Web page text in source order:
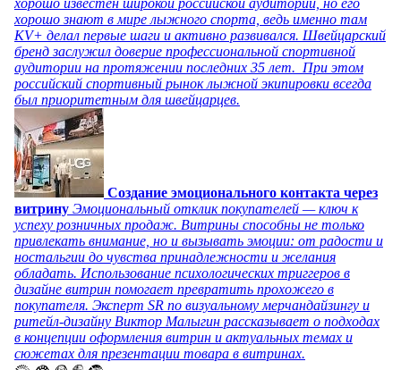
хорошо известен широкой российской аудитории, но его
хорошо знают в мире лыжного спорта, ведь именно там
KV+ делал первые шаги и активно развивался. Швейцарский
бренд заслужил доверие профессиональной спортивной
аудитории на протяжении последних 35 лет. При этом
российский спортивный рынок лыжной экипировки всегда
был приоритетным для швейцарцев.
Создание эмоционального контакта через
витрину Эмоциональный отклик покупателей — ключ к
успеху розничных продаж. Витрины способны не только
привлекать внимание, но и вызывать эмоции: от радости и
ностальгии до чувства принадлежности и желания
обладать. Использование психологических триггеров в
дизайне витрин помогает превратить прохожего в
покупателя. Эксперт SR по визуальному мерчандайзингу и
ритейл-дизайну Виктор Малыгин рассказывает о подходах
в концепции оформления витрин и актуальных темах и
сюжетах для презентации товара в витринах.